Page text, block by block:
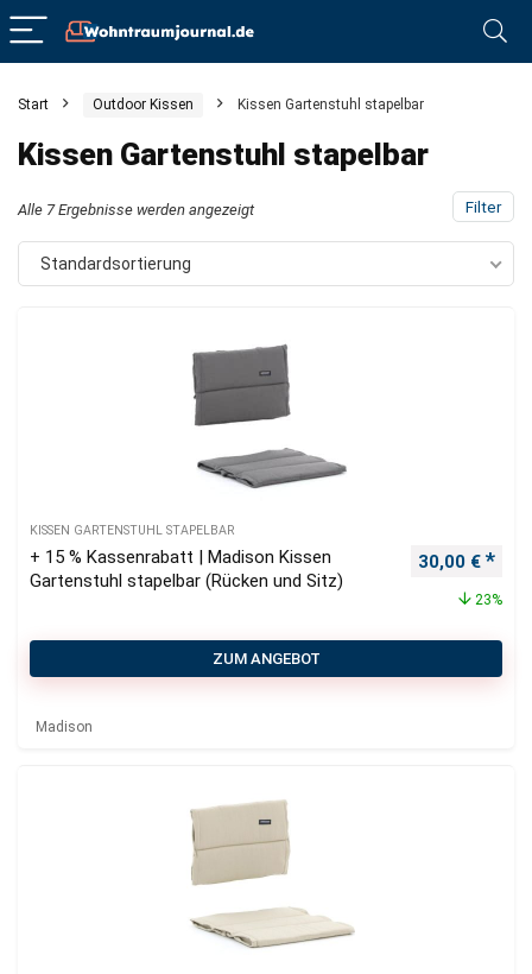
Start Outdoor Kissen Kissen Gartenstuhl stapelbar
Kissen Gartenstuhl stapelbar
Filter
Alle 7 Ergebnisse werden angezeigt
Standardsortierung
KISSEN GARTENSTUHL STAPELBAR
+ 15 % Kassenrabatt | Madison Kissen
Gartenstuhl stapelbar (Rücken und Sitz)
30,00 €
23%
ZUM ANGEBOT
Madison